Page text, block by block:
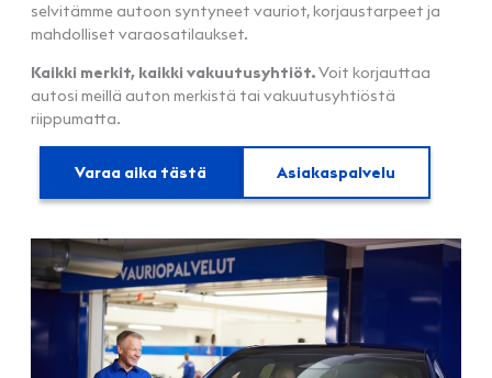
selvitämme autoon syntyneet vauriot, korjaustarpeet ja
mahdolliset varaosatilaukset.
Kaikki merkit, kaikki vakuutusyhtiöt.Voit korjauttaa
autosi meillä auton merkistä tai vakuutusyhtiöstä
riippumatta.
Varaa aika tästä Asiakaspalvelu